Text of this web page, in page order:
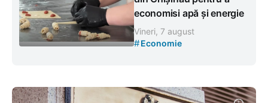
economisi apă și energie
Vineri, 7 august
#Economie